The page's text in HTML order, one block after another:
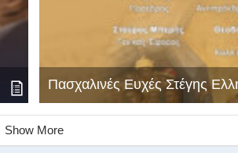
Πασχαλινές Ευχές Στέγης
Show More